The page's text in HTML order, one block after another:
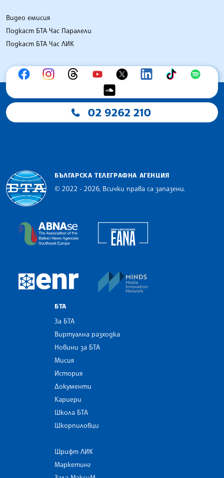
Видео емисия
Подкаст БТА Час Паралели
Подкаст БТА Час ЛИК
02 9262 210
БЪЛГАРСКА ТЕЛЕГРАФНА АГЕНЦИЯ
© 2022 - 2026, Всички права са запазени.
The Assocoation of the Balkan News Agencies
European Newsroom
БТА
За БТА
Виртуална разходка
Новини за БТА
Мисия
История
Документи
Кариери
Школа БТА
Шкорпиловци
Шрифт ЛИК
Маркетинг